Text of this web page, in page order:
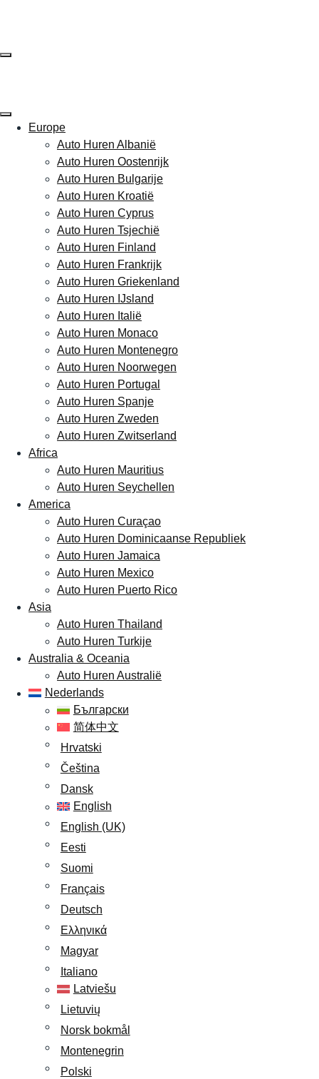
Europe
Auto Huren Albanië
Auto Huren Oostenrijk
Auto Huren Bulgarije
Auto Huren Kroatië
Auto Huren Cyprus
Auto Huren Tsjechië
Auto Huren Finland
Auto Huren Frankrijk
Auto Huren Griekenland
Auto Huren IJsland
Auto Huren Italië
Auto Huren Monaco
Auto Huren Montenegro
Auto Huren Noorwegen
Auto Huren Portugal
Auto Huren Spanje
Auto Huren Zweden
Auto Huren Zwitserland
Africa
Auto Huren Mauritius
Auto Huren Seychellen
America
Auto Huren Curaçao
Auto Huren Dominicaanse Republiek
Auto Huren Jamaica
Auto Huren Mexico
Auto Huren Puerto Rico
Asia
Auto Huren Thailand
Auto Huren Turkije
Australia & Oceania
Auto Huren Australië
Nederlands
Български
简体中文
Hrvatski
Čeština
Dansk
English
English (UK)
Eesti
Suomi
Français
Deutsch
Ελληνικά
Magyar
Italiano
Latviešu
Lietuvių
Norsk bokmål
Montenegrin
Polski